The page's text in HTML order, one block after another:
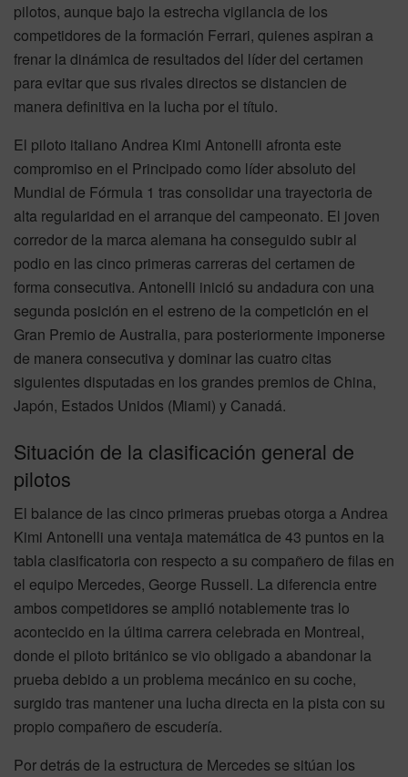
pilotos, aunque bajo la estrecha vigilancia de los
competidores de la formación Ferrari, quienes aspiran a
frenar la dinámica de resultados del líder del certamen
para evitar que sus rivales directos se distancien de
manera definitiva en la lucha por el título.
El piloto italiano Andrea Kimi Antonelli afronta este
compromiso en el Principado como líder absoluto del
Mundial de Fórmula 1 tras consolidar una trayectoria de
alta regularidad en el arranque del campeonato. El joven
corredor de la marca alemana ha conseguido subir al
podio en las cinco primeras carreras del certamen de
forma consecutiva. Antonelli inició su andadura con una
segunda posición en el estreno de la competición en el
Gran Premio de Australia, para posteriormente imponerse
de manera consecutiva y dominar las cuatro citas
siguientes disputadas en los grandes premios de China,
Japón, Estados Unidos (Miami) y Canadá.
Situación de la clasificación general de
pilotos
El balance de las cinco primeras pruebas otorga a Andrea
Kimi Antonelli una ventaja matemática de 43 puntos en la
tabla clasificatoria con respecto a su compañero de filas en
el equipo Mercedes, George Russell. La diferencia entre
ambos competidores se amplió notablemente tras lo
acontecido en la última carrera celebrada en Montreal,
donde el piloto británico se vio obligado a abandonar la
prueba debido a un problema mecánico en su coche,
surgido tras mantener una lucha directa en la pista con su
propio compañero de escudería.
Por detrás de la estructura de Mercedes se sitúan los